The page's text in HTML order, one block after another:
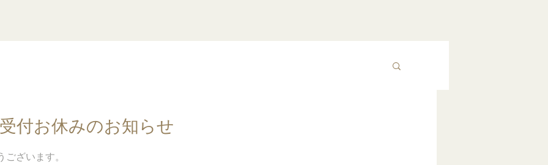
付お休みのお知らせ
ございます。